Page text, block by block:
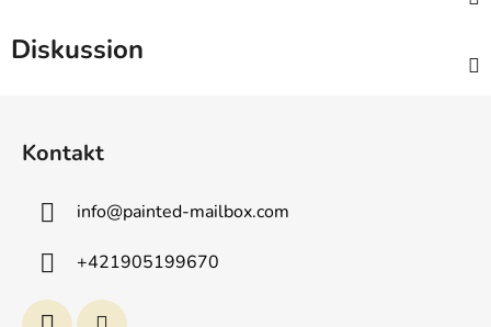
Diskussion
Kontakt
info@painted-mailbox.com
+421905199670